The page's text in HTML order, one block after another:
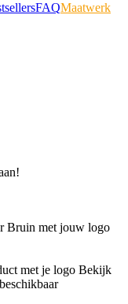
FAQMaatwerk
met je logo Bekijk